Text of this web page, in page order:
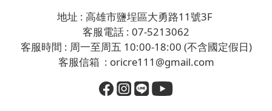
地址 : 高雄市鹽埕區大勇路11號3F
客服電話 : 07-5213062
客服時間 : 周一至周五 10:00-18:00 (不含國定假日)
客服信箱 : oricre111@gmail.com